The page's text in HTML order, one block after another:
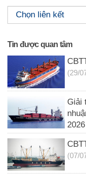
Tin được quan tâm
(29/
Giải
(07/